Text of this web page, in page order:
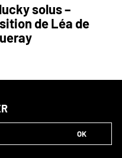
solus –
de Léa de